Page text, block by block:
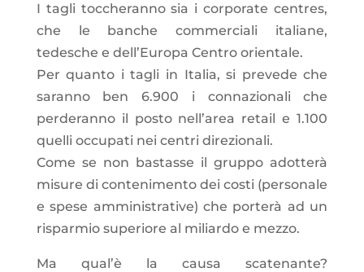
I tagli toccheranno sia i corporate centres,
che le banche commerciali italiane,
tedesche e dell’Europa Centro orientale.
Per quanto i tagli in Italia, si prevede che
saranno ben 6.900 i connazionali che
perderanno il posto nell’area retail e 1.100
quelli occupati nei centri direzionali.
Come se non bastasse il gruppo adotterà
misure di contenimento dei costi (personale
e spese amministrative) che porterà ad un
risparmio superiore al miliardo e mezzo.
Ma qual’è la causa scatenante?